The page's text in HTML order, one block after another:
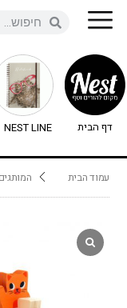
דף הבית NEST LINE
עמוד הבית